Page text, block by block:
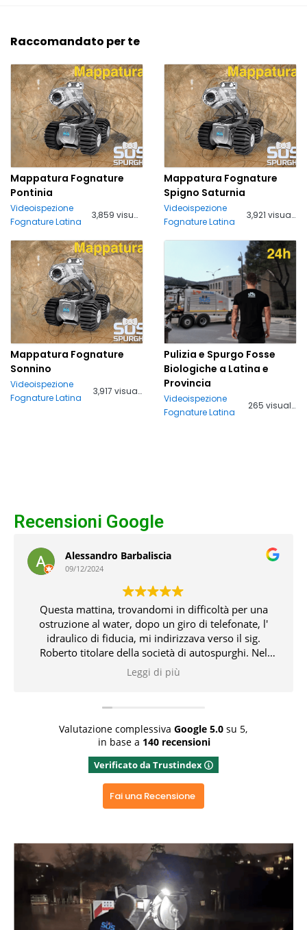
Raccomandato per te
Mappatura Fognature
Pontinia
Videoispezione
Fognature Latina
3,859 visualizzazioni
Mappatura Fognature
Spigno Saturnia
Videoispezione
Fognature Latina
3,921 visualizzazioni
Mappatura Fognature
Sonnino
Videoispezione
Fognature Latina
3,917 visualizzazioni
Pulizia e Spurgo Fosse
Biologiche a Latina e
Provincia
Videoispezione
Fognature Latina
265 visualizzazioni
Recensioni Google
Alessandro Barbaliscia
09/12/2024
Questa mattina, trovandomi in difficoltà per una
ostruzione al water, dopo un giro di telefonate, l'
idraulico di fiducia, mi indirizzava verso il sig.
Roberto titolare della società di autospurghi. Nel
pomeriggio, il suddetto, unitamente all' idraulico,
risolvevano l' inconveniente che non pochi problemi
conoscenza delle problematiche e delle relative
soluzioni. Bravissimi entrambi 👏👏👏👍
Grazie x aver dedicato del tempo x una recensione
positiva, grazie ancora
Leggi di più
Valutazione complessiva Google 5.0su 5,
in base a 140 recensioni
Verificato da Trustindex
Fai una Recensione